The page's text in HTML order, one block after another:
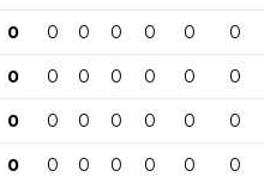
0 0 0 0 0 0 0
0 0 0 0 0 0 0
0 0 0 0 0 0 0
0 0 0 0 0 0 0